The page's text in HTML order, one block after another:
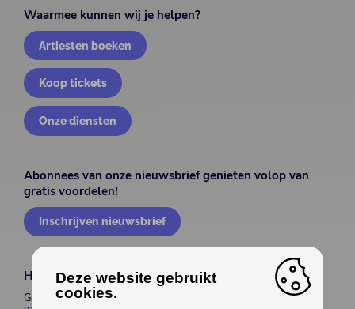
Waarmee kunnen wij je helpen?
Artiesten boeken
Koop tickets
Onze diensten
Abonnees van onze nieuwsbrief genieten volop van
gratis voordelen!
Inschrijven nieuwsbrief
House of Entertainment
Gentsesteenweg 514
Deze website gebruikt
cookies.